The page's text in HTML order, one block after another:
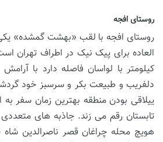
روستای افجه
روستای افجه با لقب «بهشت گمشده»
العاده برای پیک نیک در اطراف تهران
کیلومتر با لواسان فاصله دارد با
دلفریب و طبیعت بکر و سرسبز خود
ییلاقی بودن منطقه بهترین زمان سفر
تابستان رقم می زند. جاذبه های
هویچ محله چراغان قصر ناصرالدین شاه